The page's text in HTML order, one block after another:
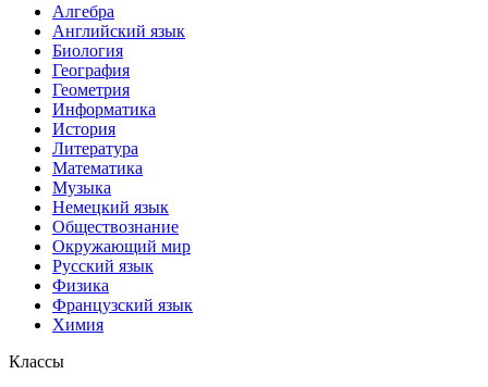
Алгебра
Английский язык
Биология
География
Геометрия
Информатика
История
Литература
Математика
Музыка
Немецкий язык
Обществознание
Окружающий мир
Русский язык
Физика
Французский язык
Химия
Классы